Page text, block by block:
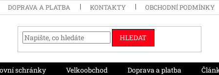
DOPRAVA A PLATBA KONTAKTY OBCHODNÍ PODMÍNKY
HLEDAT
schránky Velkoobchod Doprava a platba